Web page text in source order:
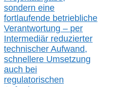
sondern eine
fortlaufende betriebliche
Verantwortung – per
Intermediär reduzierter
technischer Aufwand,
schnellere Umsetzung
auch bei
regulatorischen